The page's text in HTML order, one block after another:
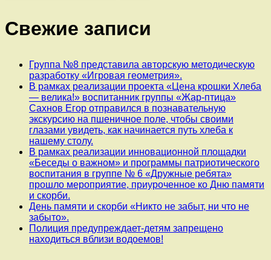
Свежие записи
Группа №8 представила авторскую методическую
разработку «Игровая геометрия».
В рамках реализации проекта «Цена крошки Хлеба
— велика!» воспитанник группы «Жар-птица»
Сахнов Егор отправился в познавательную
экскурсию на пшеничное поле, чтобы своими
глазами увидеть, как начинается путь хлеба к
нашему столу.
В рамках реализации инновационной площадки
«Беседы о важном» и программы патриотического
воспитания в группе № 6 «Дружные ребята»
прошло мероприятие, приуроченное ко Дню памяти
и скорби.
День памяти и скорби «Никто не забыт, ни что не
забыто».
Полиция предупреждает-детям запрещено
находиться вблизи водоемов!